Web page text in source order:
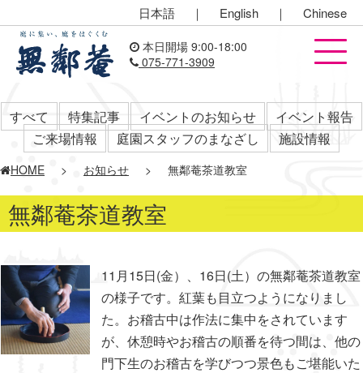
日本語 ｜ English ｜ Chinese
本日開場 9:00-18:00
075-771-3909
すべて 特集記事 イベントのお知らせ
イベント報告
ご来場情報
庭園スタッフのまなざし 施設情報
HOME > お知らせ > 無鄰菴茶道教室
無鄰菴茶道教室
11月15日(金）、16日(土）の無鄰菴茶道教室
の様子です。紅葉も目立つようになりまし
た。お稽古中は作法に集中をされています
が、休憩時やお稽古の順番を待つ間は、他の
門下生のお稽古を学びつつ景色もご堪能いた